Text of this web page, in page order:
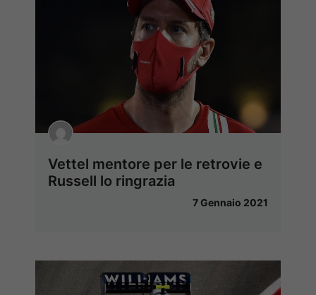
Vettel mentore per le retrovie e
Russell lo ringrazia
7 Gennaio 2021